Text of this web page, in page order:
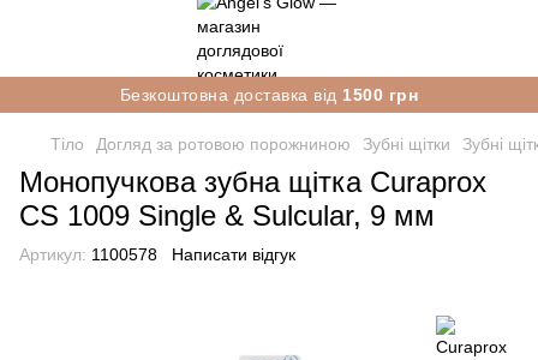
Безкоштовна доставка від 1500 грн
Тіло Догляд за ротовою порожниною Зубні щітки Зубні
Монопучкова зубна щітка Curaprox
CS 1009 Single & Sulcular, 9 мм
Артикул: 1100578 Написати відгук